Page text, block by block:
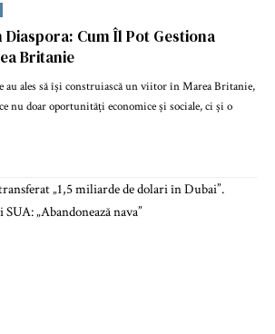
Cum Îl Pot Gestiona
Britanie
ales să își construiască un viitor în Marea Britanie,
nu doar oportunități economice și sociale, ci și o